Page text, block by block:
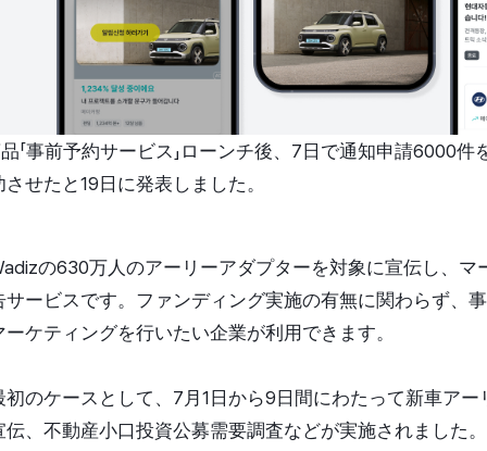
「事前予約サービス」ローンチ後、7日で通知申請6000
せたと19日に発表しました。
の630万人のアーリーアダプターを対象に宣伝し、マ
ービスです。ファンディング実施の有無に関わらず、
ケティングを行いたい企業が利用できます。
のケースとして、7月1日から9日間にわたって新車アー
、不動産小口投資公募需要調査などが実施されました